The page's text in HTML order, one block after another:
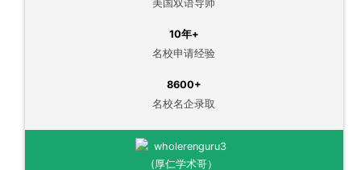
美国双语导师
10年+
名校申请经验
8600+
名校名企录取